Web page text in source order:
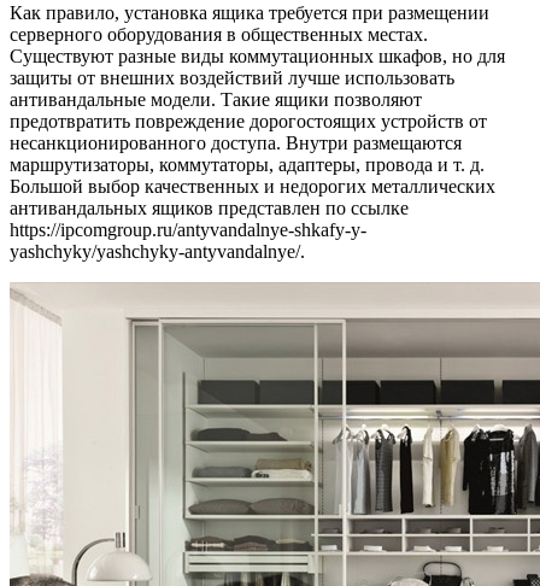
Как правило, установка ящика требуется при размещении
серверного оборудования в общественных местах.
Существуют разные виды коммутационных шкафов, но для
защиты от внешних воздействий лучше использовать
антивандальные модели. Такие ящики позволяют
предотвратить повреждение дорогостоящих устройств от
несанкционированного доступа. Внутри размещаются
маршрутизаторы, коммутаторы, адаптеры, провода и т. д.
Большой выбор качественных и недорогих металлических
антивандальных ящиков представлен по ссылке
https://ipcomgroup.ru/antyvandalnye-shkafy-y-
yashchyky/yashchyky-antyvandalnye/.